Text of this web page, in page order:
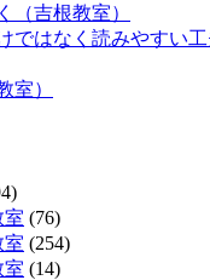
（吉根教室）
ではなく読みやすい
室）
室 (76)
室 (254)
室 (14)